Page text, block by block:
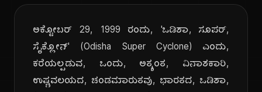
ಅಕ್ಟೋಬರ್ 29, 1999 ರಂದು, 'ಒಡಿಶಾ, ಸೂಪರ್,
ಸೈಕ್ಲೋನ್' (Odisha Super Cyclone) ಎಂದು,
ಕರೆಯಲ್ಪಡುವ, ಒಂದು, ಅತ್ಯಂತ, ವಿನಾಶಕಾರಿ,
ಉಷ್ಣವಲಯದ, ಚಂಡಮಾರುತವು, ಭಾರತದ, ಒಡಿಶಾ,